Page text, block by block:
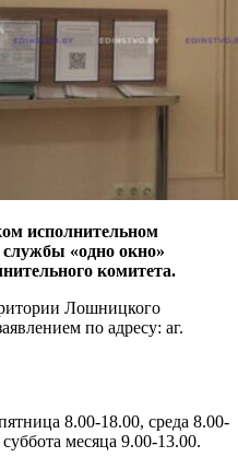
исполнительном
службы «одно окно»
комитета.
Лошницкого
по адресу: аг.
8.00-18.00, среда 8.00-
месяца 9.00-13.00.